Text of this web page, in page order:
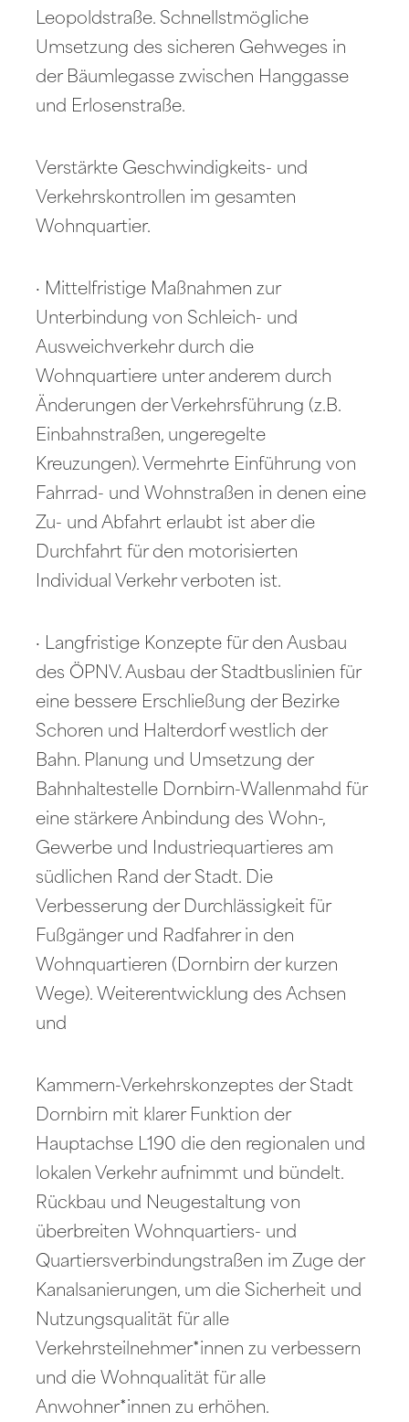
Leopoldstraße. Schnellstmögliche
Umsetzung des sicheren Gehweges in
der Bäumlegasse zwischen Hanggasse
und Erlosenstraße.
Verstärkte Geschwindigkeits- und
Verkehrskontrollen im gesamten
Wohnquartier.
· Mittelfristige Maßnahmen zur
Unterbindung von Schleich- und
Ausweichverkehr durch die
Wohnquartiere unter anderem durch
Änderungen der Verkehrsführung (z.B.
Einbahnstraßen, ungeregelte
Kreuzungen). Vermehrte Einführung von
Fahrrad- und Wohnstraßen in denen eine
Zu- und Abfahrt erlaubt ist aber die
Durchfahrt für den motorisierten
Individual Verkehr verboten ist.
· Langfristige Konzepte für den Ausbau
des ÖPNV. Ausbau der Stadtbuslinien für
eine bessere Erschließung der Bezirke
Schoren und Halterdorf westlich der
Bahn. Planung und Umsetzung der
Bahnhaltestelle Dornbirn-Wallenmahd für
eine stärkere Anbindung des Wohn-,
Gewerbe und Industriequartieres am
südlichen Rand der Stadt. Die
Verbesserung der Durchlässigkeit für
Fußgänger und Radfahrer in den
Wohnquartieren (Dornbirn der kurzen
Wege). Weiterentwicklung des Achsen
und
Kammern-Verkehrskonzeptes der Stadt
Dornbirn mit klarer Funktion der
Hauptachse L190 die den regionalen und
lokalen Verkehr aufnimmt und bündelt.
Rückbau und Neugestaltung von
überbreiten Wohnquartiers- und
Quartiersverbindungstraßen im Zuge der
Kanalsanierungen, um die Sicherheit und
Nutzungsqualität für alle
Verkehrsteilnehmer*innen zu verbessern
und die Wohnqualität für alle
Anwohner*innen zu erhöhen.